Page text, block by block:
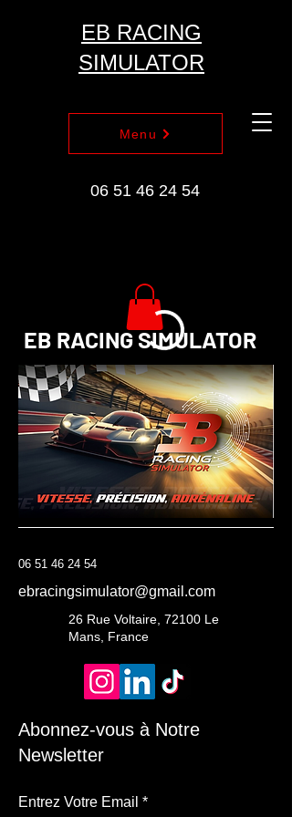
EB RACING
SIMULATOR
06 51 46 24 54
Menu
EB RACING SIMULATOR
06 51 46 24 54
ebracingsimulator@gmail.com
26 Rue Voltaire, 72100 Le
Mans, France
Abonnez-vous à Notre
Newsletter
Entrez Votre Email